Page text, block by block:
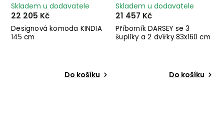
Designová komoda KINDIA
145 cm
Skladem u dodavatele
22 205 Kč
Do košíku
Příborník DARSEY se 3
šuplíky a 2 dvířky 83x160 cm
Skladem u dodavatele
21 457 Kč
Do košíku